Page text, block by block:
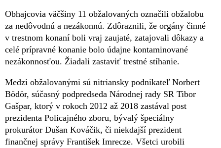
Obhajcovia väčšiny 11 obžalovaných označili obžalobu
za nedôvodnú a nezákonnú. Zdôraznili, že orgány činné
v trestnom konaní boli vraj zaujaté, zatajovali dôkazy a
celé prípravné konanie bolo údajne kontaminované
nezákonnosťou. Žiadali zastaviť trestné stíhanie.
Medzi obžalovanými sú nitriansky podnikateľ Norbert
Bödör, súčasný podpredseda Národnej rady SR Tibor
Gašpar, ktorý v rokoch 2012 až 2018 zastával post
prezidenta Policajného zboru, bývalý špeciálny
prokurátor Dušan Kováčik, či niekdajší prezident
finančnej správy František Imrecze. Všetci urobili